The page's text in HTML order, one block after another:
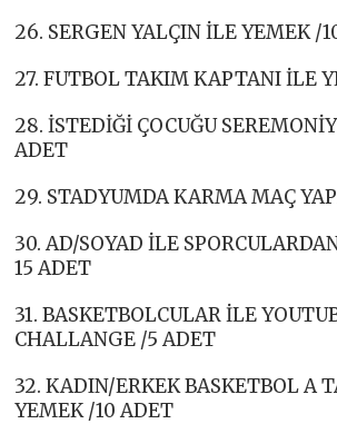
26. SERGEN YALÇIN İLE YEMEK /
27. FUTBOL TAKIM KAPTANI İLE
28. İSTEDİĞİ ÇOCUĞU
ADET
29. STADYUMDA KARMA MAÇ
30. AD/SOYAD İLE
15 ADET
31. BASKETBOLCULAR İLE
CHALLANGE /5 ADET
32. KADIN/ERKEK BASKETBOL A
YEMEK /10 ADET